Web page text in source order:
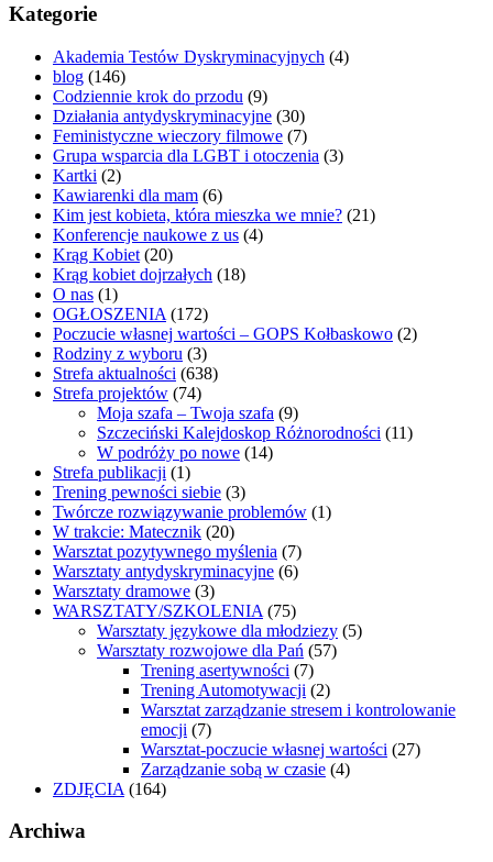
Kategorie
Akademia Testów Dyskryminacyjnych (4)
blog (146)
Codziennie krok do przodu (9)
Działania antydyskryminacyjne (30)
Feministyczne wieczory filmowe (7)
Grupa wsparcia dla LGBT i otoczenia (3)
Kartki (2)
Kawiarenki dla mam (6)
Kim jest kobieta, która mieszka we mnie? (21)
Konferencje naukowe z us (4)
Krąg Kobiet (20)
Krąg kobiet dojrzałych (18)
O nas (1)
OGŁOSZENIA (172)
Poczucie własnej wartości – GOPS Kołbaskowo (2)
Rodziny z wyboru (3)
Strefa aktualności (638)
Strefa projektów (74)
Moja szafa – Twoja szafa (9)
Szczeciński Kalejdoskop Różnorodności (11)
W podróży po nowe (14)
Strefa publikacji (1)
Trening pewności siebie (3)
Twórcze rozwiązywanie problemów (1)
W trakcie: Matecznik (20)
Warsztat pozytywnego myślenia (7)
Warsztaty antydyskryminacyjne (6)
Warsztaty dramowe (3)
WARSZTATY/SZKOLENIA (75)
Warsztaty językowe dla młodziezy (5)
Warsztaty rozwojowe dla Pań (57)
Trening asertywności (7)
Trening Automotywacji (2)
Warsztat zarządzanie stresem i kontrolowanie
emocji (7)
Warsztat-poczucie własnej wartości (27)
Zarządzanie sobą w czasie (4)
ZDJĘCIA (164)
Archiwa